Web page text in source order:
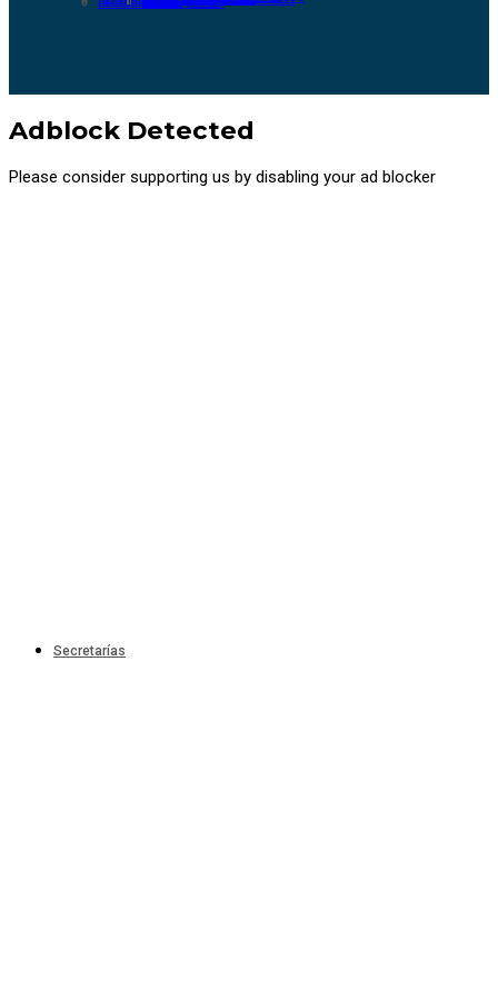
Secretarías
Adblock Detected
Please consider supporting us by disabling your ad blocker